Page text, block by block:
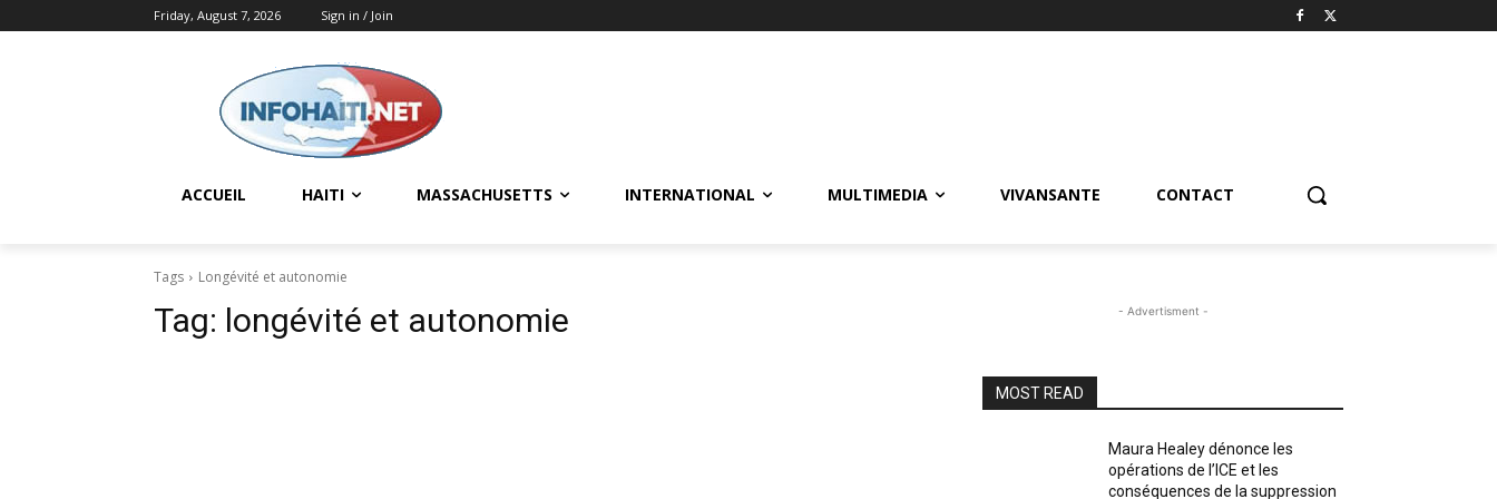
Friday, August 7, 2026 Sign in / Join
ACCUEIL HAITI MASSACHUSETTS INTERNATIONAL MULTIMEDIA VIVANSANTE CONTACT
Tags Longévité et autonomie
Tag: longévité et autonomie - Advertisment -
MOST READ
Maura Healey dénonce les
opérations de l’ICE et les
conséquences de la suppression